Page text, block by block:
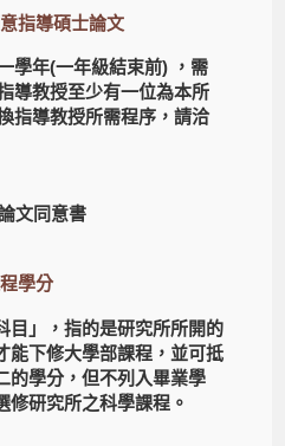
指導碩士論文
學年(一年級結束前) ，需
導教授至少有一位為本所
指導教授所需程序，請洽
文同意書
學分
目」，指的是研究所所開的
能下修大學部課程，並可抵
的學分，但不列入畢業學
修研究所之科學課程。